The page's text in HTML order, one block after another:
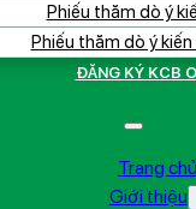
Phiếu thăm dò ý
Phiếu thăm dò ý
ĐĂNG KÝ KCB
Trang chủ
Giới thiệu